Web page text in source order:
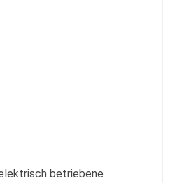
betriebene